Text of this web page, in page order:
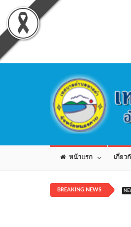
หน้าแรก เกี่ยว
BREAKING NEWS